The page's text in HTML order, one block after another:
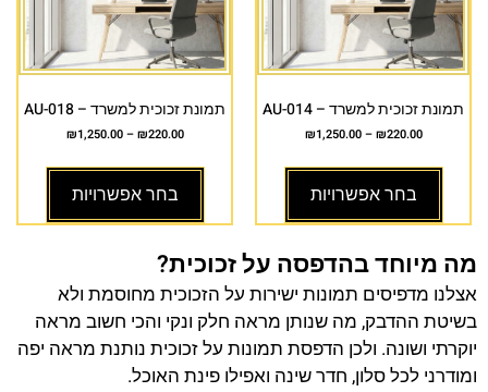
תמונת זכוכית למשרד – AU-014
₪220.00
–
₪1,250.00
בחר אפשרויות
תמונת זכוכית למשרד – AU-018
₪220.00
–
₪1,250.00
בחר אפשרויות
מה מיוחד בהדפסה על זכוכית?
אצלנו מדפיסים תמונות ישירות על הזכוכית מחוסמת ולא
בשיטת ההדבק, מה שנותן מראה חלק ונקי והכי חשוב מראה
יוקרתי ושונה. ולכן הדפסת תמונות על זכוכית נותנת מראה יפה
ומודרני לכל סלון, חדר שינה ואפילו פינת האוכל.